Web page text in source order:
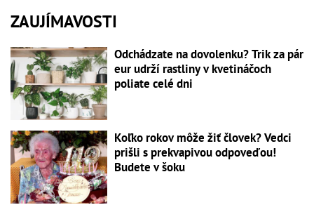
ZAUJÍMAVOSTI
Odchádzate na dovolenku? Trik za pár
eur udrží rastliny v kvetináčoch
poliate celé dni
Koľko rokov môže žiť človek? Vedci
prišli s prekvapivou odpoveďou!
Budete v šoku